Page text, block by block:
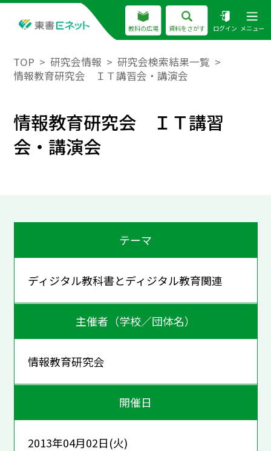
教科の広場 資料をさがす ログイン メニュー
TOP 研究会情報
研究会検索結果一覧
情報教育研究会 ＩＴ講習会・講演会
情報教育研究会 ＩＴ講習
会・講演会
テーマ
ディジタル教科書とディジタル教育関連
主催者（学校／団体名）
情報教育研究会
開催日
2013年04月02日(火)